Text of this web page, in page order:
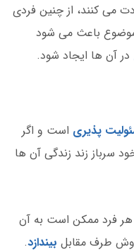
می کنند، از چنین فردی
موضوع باعث می شود
در آن ها ایجاد شود.
پذیری است و اگر
سرباز زند زندگی آن ها
فرد ممکن است به آن
دوش طرف مقابل بیندازد.